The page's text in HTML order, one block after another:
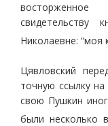
свидетельству
Николаевне: “моя
Цявловский
точную ссылку
свою Пушкин
были несколько